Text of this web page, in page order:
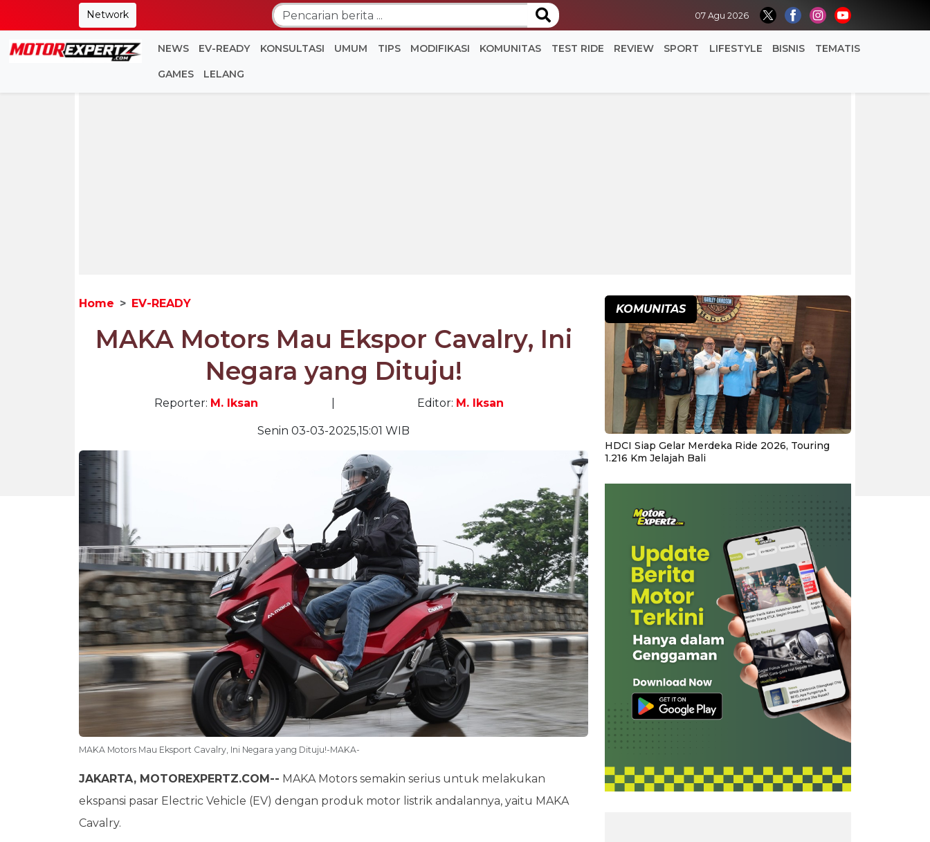
Network 07 Agu 2026
NEWS EV-READY KONSULTASI UMUM TIPS MODIFIKASI KOMUNITAS TEST RIDE REVIEW SPORT LIFESTYLE BISNIS TEMATIS
GAMES LELANG
Home EV-READY
MAKA Motors Mau Ekspor Cavalry, Ini
Negara yang Dituju!
Reporter: M. Iksan Editor: M. Iksan
Senin 03-03-2025,15:01 WIB
MAKA Motors Mau Eksport Cavalry, Ini Negara yang Dituju!-MAKA-
JAKARTA, MOTOREXPERTZ.COM-- MAKA Motors semakin serius untuk melakukan
ekspansi pasar Electric Vehicle (EV) dengan produk motor listrik andalannya, yaitu MAKA
Cavalry.
KOMUNITAS
HDCI Siap Gelar Merdeka Ride 2026, Touring
1.216 Km Jelajah Bali